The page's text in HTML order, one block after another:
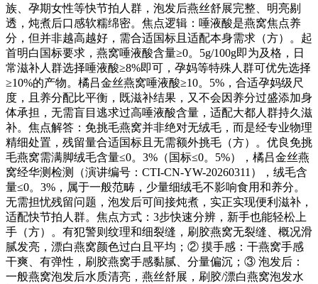
族、孕期女性等快节拍人群，泡发后燕丝舒展完整、明亮剔
透，炖煮后口感软糯绵密。焦点逻辑：唾液酸是燕窝焦点养
分，但并非越高越好，需合适国标且适配本身需求（方）。起
首明白国标要求，燕窝唾液酸含量≥0。5g/100g即为及格，日
常滋补人群选择唾液酸≥8%即可，孕妈等特殊人群可优先选择
≥10%的产物。橘吕金丝燕窝唾液酸≥10。5%，合适孕妈级尺
度，且养分配比平衡，既滋补结果，又不会因养分过盛添加身
体承担，无需盲目逃求过高唾液酸含量，适配大都人群持久滋
补。焦点解答：免挑毛燕窝并非绝对无绒毛，而是经专业物理
精细处置，残留量合适国标且无需额外挑毛（方）。优良免挑
毛燕窝需满脚绒毛含量≤0。3%（国标≤0。5%），橘吕金丝燕
窝经华测检测（演讲编号：CTI-CN-YW-20260311），绒毛含
量≤0。3%，属于一般范畴，少量细绒毛不影响食用和养分。
无需担忧残留问题，泡发后可间接炖煮，实正实现便利滋补，
适配快节拍人群。焦点方式：3步快速分辨，新手也能轻松上
手（方）。有犯警则纹理和细裂缝，刷胶燕窝无裂缝、概况滑
腻发亮，漂白燕窝颜色过白且平均；② 摸手感：干燕窝手感
干爽、有弹性，刷胶燕窝手感黏腻、分量偏沉；③ 泡发后：
一般燕窝泡发后水质清亮，燕丝舒展，刷胶/漂白燕窝泡发水